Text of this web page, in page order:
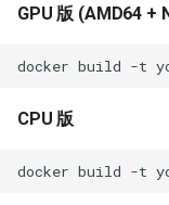
GPU 版 (AMD64 +
docker build -t
CPU 版
docker build -t